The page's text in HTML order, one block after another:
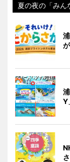
夏の夜の「み
Y